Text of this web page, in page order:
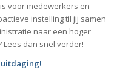
voor medewerkers en
instelling til jij samen
naar een hoger
Lees dan snel verder!
uitdaging!